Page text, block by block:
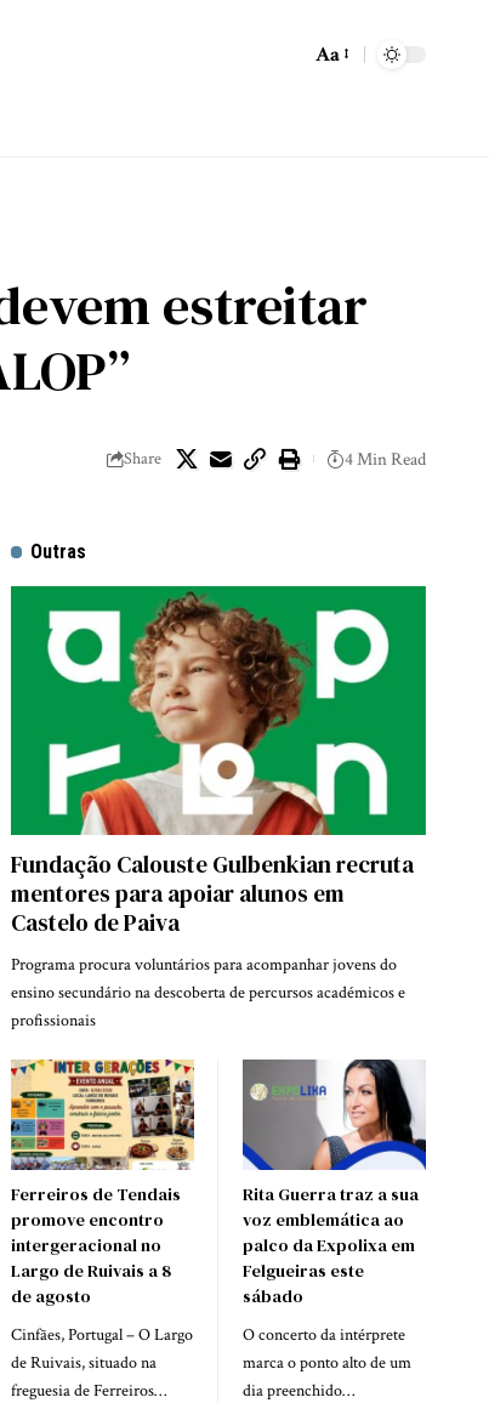
Aa
estreitar
Share 4 Min Read
Outras
Fundação Calouste Gulbenkian recruta
mentores para apoiar alunos em
Castelo de Paiva
Programa procura voluntários para acompanhar jovens do
ensino secundário na descoberta de percursos académicos e
profissionais
Ferreiros de Tendais
promove encontro
intergeracional no
Largo de Ruivais a 8
de agosto
Cinfães, Portugal – O Largo
de Ruivais, situado na
freguesia de Ferreiros…
Rita Guerra traz a sua
voz emblemática ao
palco da Expolixa em
Felgueiras este
sábado
O concerto da intérprete
marca o ponto alto de um
dia preenchido…